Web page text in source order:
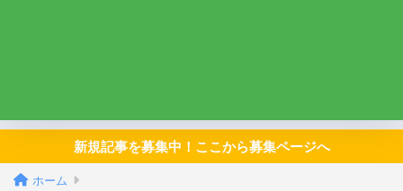
新規記事を募集中！ここから募集ページへ
ホーム